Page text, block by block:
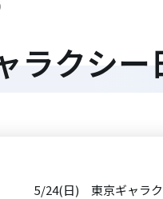
ラクシ
5/24(日) 東京ギャラク